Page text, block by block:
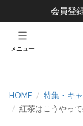
会員登
メニュー
HOME
特集・キ
紅茶はこうやっ